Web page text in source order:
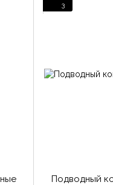
3
Подводный